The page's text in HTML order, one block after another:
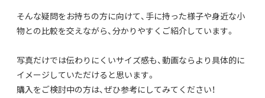
そんな疑問をお持ちの方に向けて、手に持った様子や身近な小
物との比較を交えながら、分かりやすくご紹介しています。
写真だけでは伝わりにくいサイズ感も、動画ならより具体的に
イメージしていただけると思います。
購入をご検討中の方は、ぜひ参考にしてみてください！